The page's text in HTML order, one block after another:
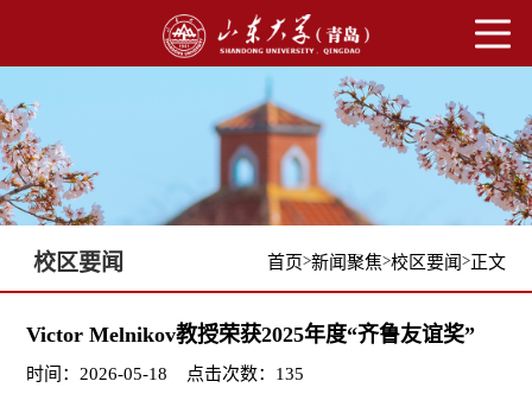
校区要闻 首页>新闻聚焦>校区要闻 >正文
Victor Melnikov教授荣获2025年度“齐鲁友谊奖”
时间：2026-05-18 点击次数： 135